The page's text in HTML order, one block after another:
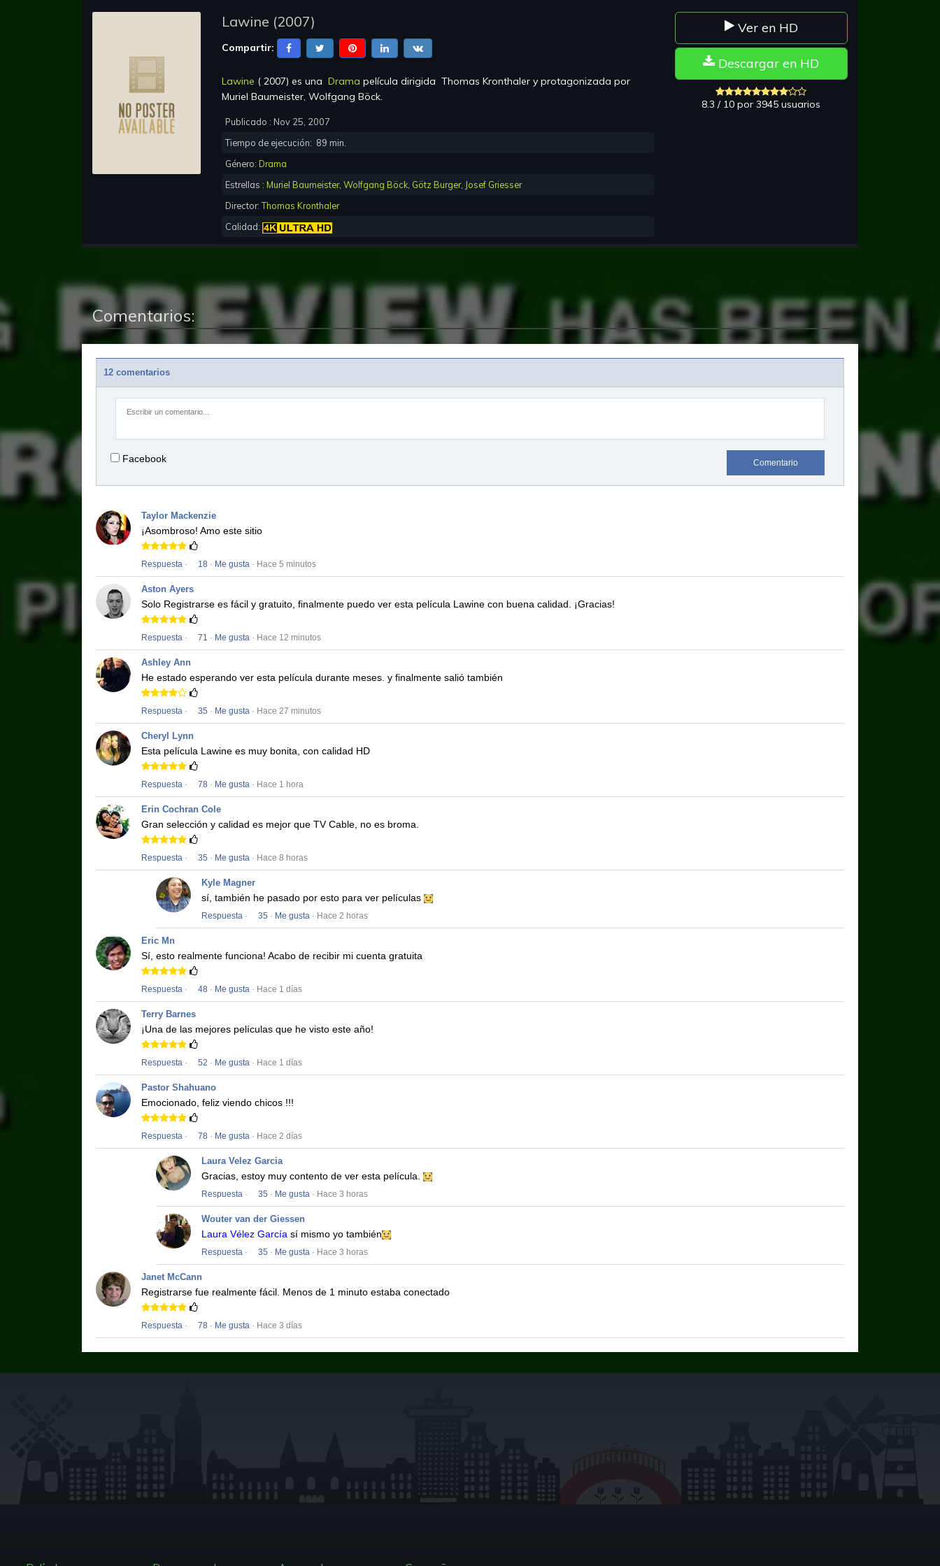
Lawine (2007)
Compartir:
Lawine ( 2007) es una Drama película dirigida Thomas Kronthaler y protagonizada por
Muriel Baumeister, Wolfgang Böck.
Publicado : Nov 25, 2007
Tiempo de ejecución: 89 min.
Género: Drama
Estrellas : Muriel Baumeister, Wolfgang Böck, Götz Burger, Josef Griesser
Director:Thomas Kronthaler
Calidad:
Ver en HD
Descargar en HD
8.3 / 10 por 3945 usuarios
Comentarios:
12 comentarios
Facebook Comentario
Taylor Mackenzie
¡Asombroso! Amo este sitio
Respuesta · 18 · Me gusta · Hace 5 minutos
Aston Ayers
Solo Registrarse es fácil y gratuito, finalmente puedo ver esta película Lawine con buena calidad. ¡Gracias!
Respuesta · 71 · Me gusta · Hace 12 minutos
Ashley Ann
He estado esperando ver esta película durante meses. y finalmente salió también
Respuesta · 35 · Me gusta · Hace 27 minutos
Cheryl Lynn
Esta película Lawine es muy bonita, con calidad HD
Respuesta · 78 · Me gusta · Hace 1 hora
Erin Cochran Cole
Gran selección y calidad es mejor que TV Cable, no es broma.
Respuesta · 35 · Me gusta · Hace 8 horas
Kyle Magner
sí, también he pasado por esto para ver películas
Respuesta · 35 · Me gusta · Hace 2 horas
Eric Mn
Sí, esto realmente funciona! Acabo de recibir mi cuenta gratuita
Respuesta · 48 · Me gusta · Hace 1 días
Terry Barnes
¡Una de las mejores películas que he visto este año!
Respuesta · 52 · Me gusta · Hace 1 días
Pastor Shahuano
Emocionado, feliz viendo chicos !!!
Respuesta · 78 · Me gusta · Hace 2 días
Laura Velez Garcia
Gracias, estoy muy contento de ver esta película.
Respuesta · 35 · Me gusta · Hace 3 horas
Wouter van der Giessen
Laura Vélez García sí mismo yo también
Respuesta · 35 · Me gusta · Hace 3 horas
Janet McCann
Registrarse fue realmente fácil. Menos de 1 minuto estaba conectado
Respuesta · 78 · Me gusta · Hace 3 días